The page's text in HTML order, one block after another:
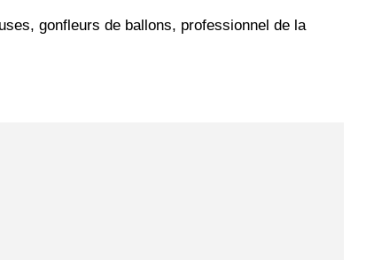
gonfleurs de ballons, professionnel de la